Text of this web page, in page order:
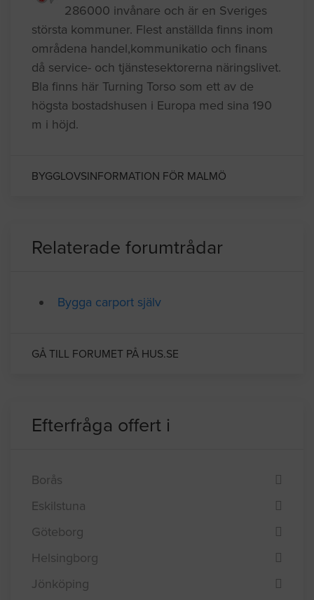
Malmö kommun som ligger i
Öresundsregionen i Skåne har ca
286000 invånare och är en Sveriges
största kommuner. Flest anställda finns inom
områdena handel,kommunikatio och finans
då service- och tjänstesektorerna näringslivet.
m i höjd.
Relaterade forumtrådar
Bygga carport själv
Efterfråga offert i
Borås
Eskilstuna
Göteborg